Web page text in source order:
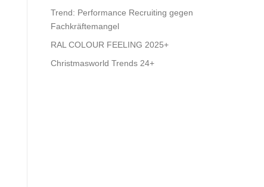
Trend: Performance Recruiting gegen
Fachkräftemangel
RAL COLOUR FEELING 2025+
Christmasworld Trends 24+